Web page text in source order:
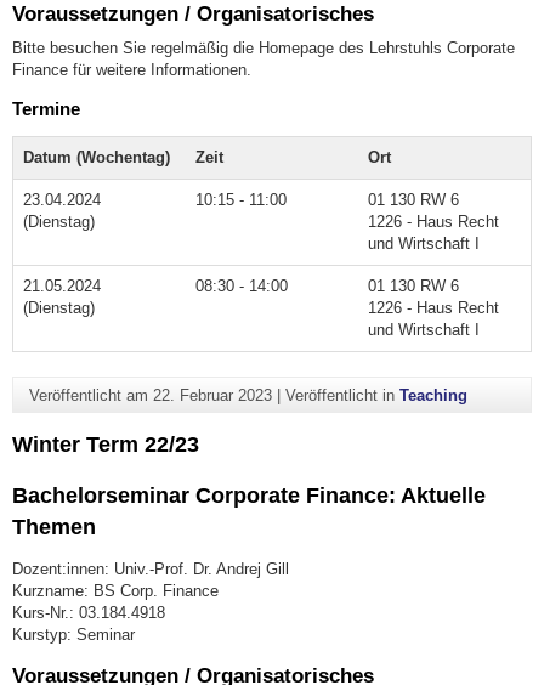
Voraussetzungen / Organisatorisches
Bitte besuchen Sie regelmäßig die Homepage des Lehrstuhls Corporate
Finance für weitere Informationen.
Termine
Datum (Wochentag) Zeit Ort
23.04.2024
(Dienstag)
10:15 - 11:00
01 130 RW 6
1226 - Haus Recht
und Wirtschaft I
21.05.2024
(Dienstag)
08:30 - 14:00
01 130 RW 6
1226 - Haus Recht
und Wirtschaft I
Veröffentlicht am 22. Februar 2023| Veröffentlicht in Teaching
Winter Term 22/23
Bachelorseminar Corporate Finance: Aktuelle
Themen
Dozent:innen: Univ.-Prof. Dr. Andrej Gill
Kurzname: BS Corp. Finance
Kurs-Nr.: 03.184.4918
Kurstyp: Seminar
Voraussetzungen / Organisatorisches